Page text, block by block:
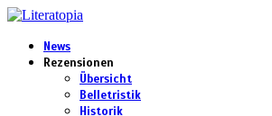
News
Rezensionen
Übersicht
Belletristik
Historik